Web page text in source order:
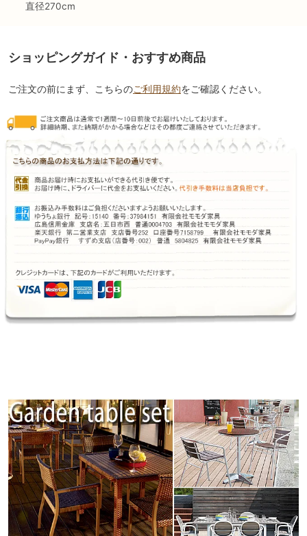
直径270cm
ショッピングガイド・おすすめ商品
ご注文の前にまず、こちらのご利用規約をご確認ください。